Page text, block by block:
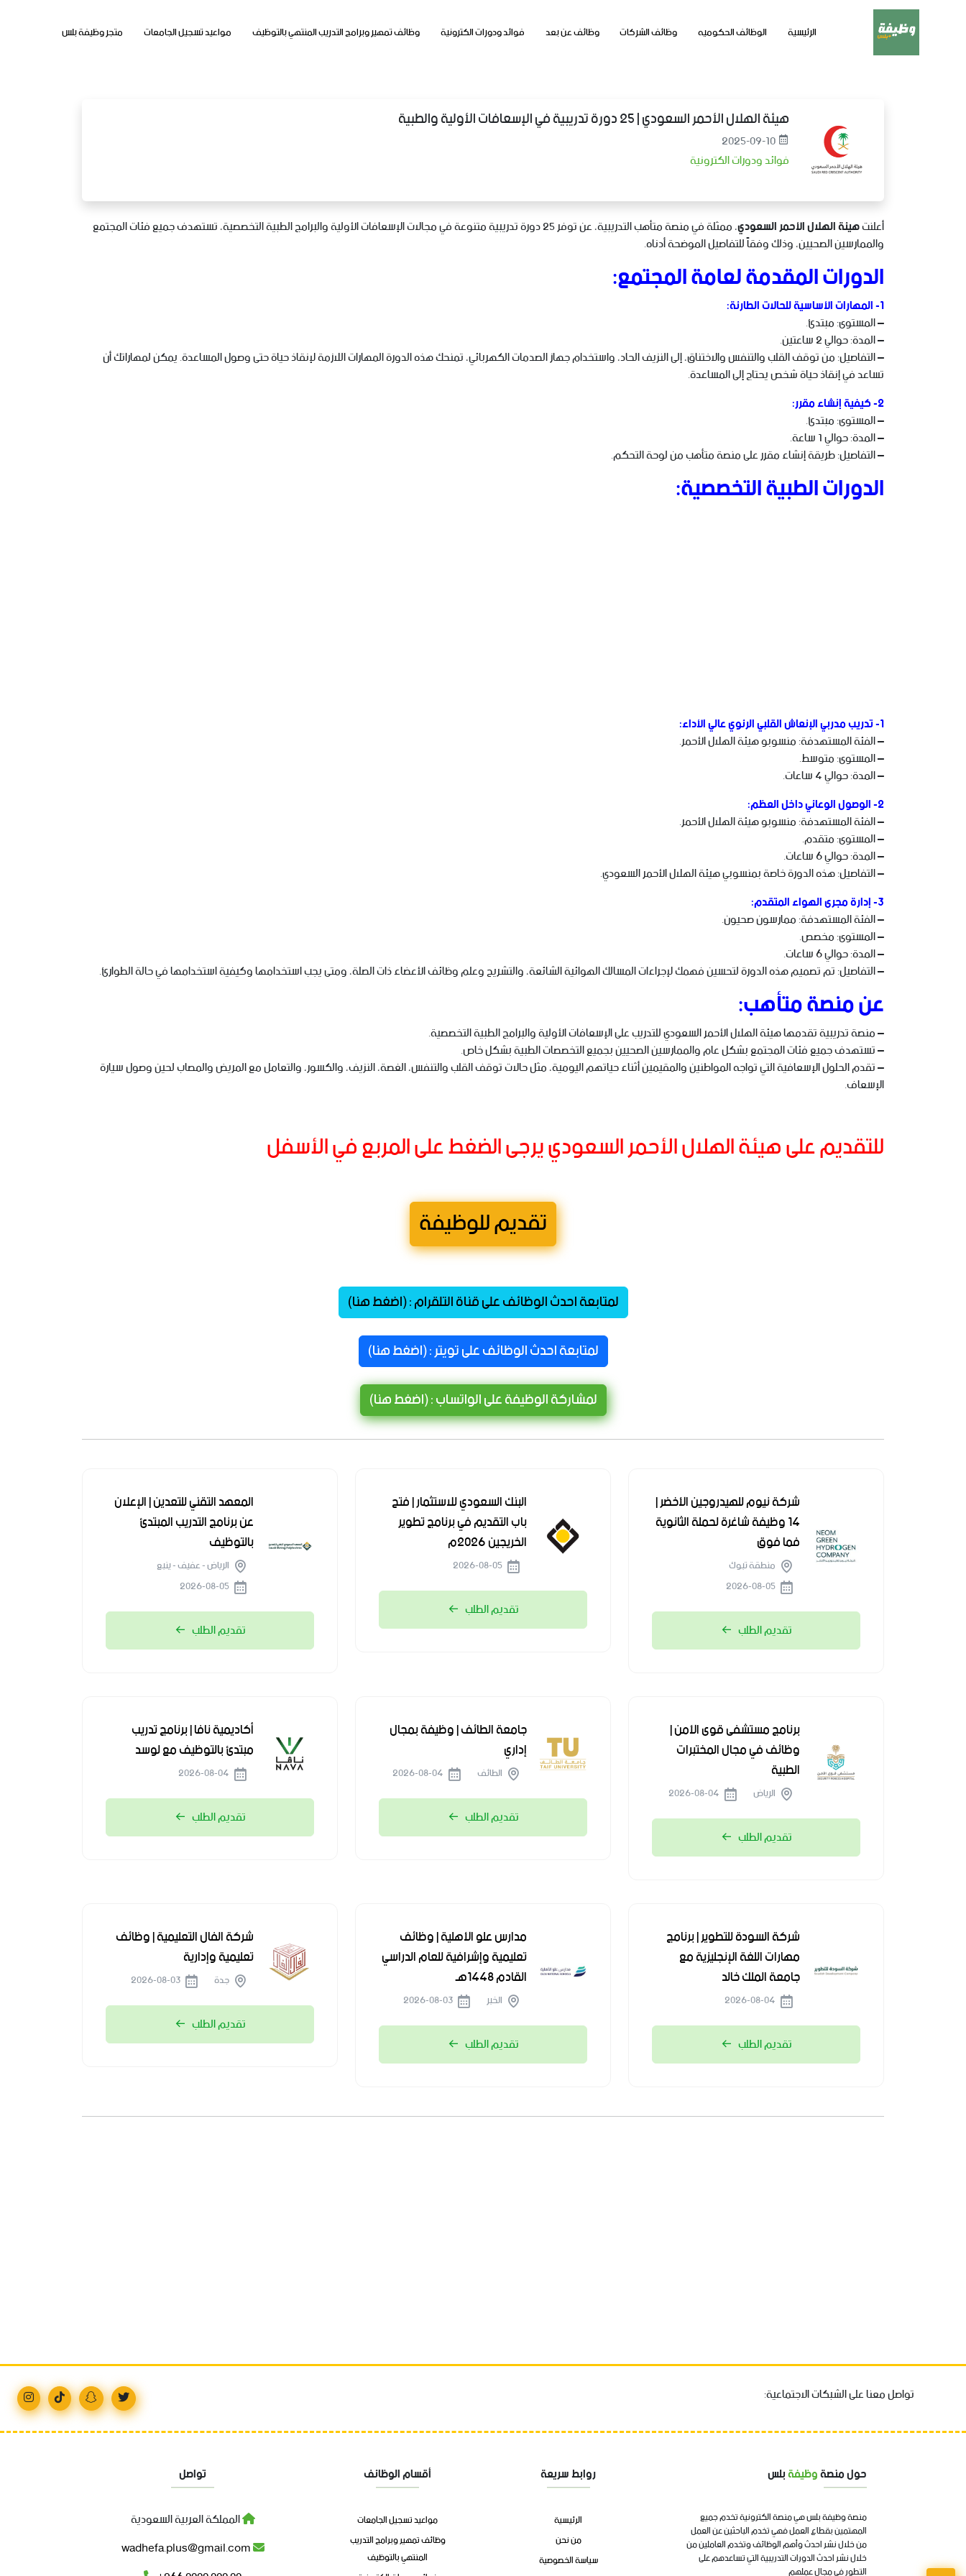
الرئيسية الوظائف الحكوميه وظائف الشركات وظائف عن بعد فوائد ودورات الكترونية وظائف تمهير وبرامج التدريب المنتهي بالتوظيف مواعيد تسجيل الجامعات متجر وظيفة بلس
هيئة الهلال الأحمر السعودي | 25 دورة تدريبية في الإسعافات الأولية والطبية
2025-09-10
فوائد ودورات الكترونية
أعلنتهيئة الهلال الأحمر السعودي ، ممثلة في منصة متأهب التدريبية، عن توفر 25 دورة تدريبية متنوعة في مجالات الإسعافات الأولية والبرامج الطبية التخصصية، تستهدف جميع فئات المجتمع
والممارسين الصحيين، وذلك وفقاً للتفاصيل الموضحة أدناه.
الدورات المقدمة لعامة المجتمع:
1- المهارات الأساسية للحالات الطارئة:
– المستوى: مبتدئ.
– المدة: حوالي 2 ساعتين.
– التفاصيل: من توقف القلب والتنفس والاختناق، إلى النزيف الحاد، واستخدام جهاز الصدمات الكهربائي، تمنحك هذه الدورة المهارات اللازمة لإنقاذ حياة حتى وصول المساعدة. يمكن لمهاراتك أن
تساعد في إنقاذ حياة شخص يحتاج إلى المساعدة.
2- كيفية إنشاء مقرر:
– المستوى: مبتدئ.
– المدة: حوالي 1 ساعة.
– التفاصيل: طريقة إنشاء مقرر على منصة متأهب من لوحة التحكم.
الدورات الطبية التخصصية:
1- تدريب مدربي الإنعاش القلبي الرئوي عالي الأداء:
– الفئة المستهدفة: منسوبو هيئة الهلال الأحمر.
– المستوى: متوسط.
– المدة: حوالي 4 ساعات.
2- الوصول الوعائي داخل العظم:
– الفئة المستهدفة: منسوبو هيئة الهلال الأحمر.
– المستوى: متقدم.
– المدة: حوالي 6 ساعات.
– التفاصيل: هذه الدورة خاصة بمنسوبي هيئة الهلال الأحمر السعودي.
3- إدارة مجرى الهواء المتقدم:
– الفئة المستهدفة: ممارسون صحيون.
– المستوى: مخصص.
– المدة: حوالي 6 ساعات.
– التفاصيل: تم تصميم هذه الدورة لتحسين فهمك لإجراءات المسالك الهوائية الشائعة، والتشريح وعلم وظائف الأعضاء ذات الصلة، ومتى يجب استخدامها وكيفية استخدامها في حالة الطوارئ.
عن منصة متأهب:
– منصة تدريبية تقدمها هيئة الهلال الأحمر السعودي للتدريب على الإسعافات الأولية والبرامج الطبية التخصصية.
– تستهدف جميع فئات المجتمع بشكل عام والممارسين الصحيين بجميع التخصصات الطبية بشكل خاص.
– تقدم الحلول الإسعافية التي تواجه المواطنين والمقيمين أثناء حياتهم اليومية، مثل حالات توقف القلب والتنفس، الغصة، النزيف، والكسور، والتعامل مع المريض والمصاب لحين وصول سيارة
الإسعاف.
للتقديم على هيئة الهلال الأحمر السعودي يرجى الضغط على المربع في الأسفل
تقديم للوظيفة
لمتابعة احدث الوظائف على قناة التلقرام : (اضغط هنا)
لمتابعة احدث الوظائف على تويتر : (اضغط هنا)
لمشاركة الوظيفة على الواتساب : (اضغط هنا)
شركة نيوم للهيدروجين الأخضر |
14 وظيفة شاغرة لحملة الثانوية
فما فوق
منطقة تبوك
تقديم الطلب
البنك السعودي للاستثمار | فتح
باب التقديم في برنامج تطوير
الخريجين 2026م
تقديم الطلب
المعهد التقني للتعدين | الإعلان
عن برنامج التدريب المبتدئ
بالتوظيف
الرياض - عفيف - ينبع
تقديم الطلب
برنامج مستشفى قوى الأمن |
وظائف في مجال المختبرات
الطبية
الرياض
تقديم الطلب
جامعة الطائف | وظيفة بمجال
إداري
الطائف
تقديم الطلب
أكاديمية نافا | برنامج تدريب
مبتدئ بالتوظيف مع لوسد
تقديم الطلب
شركة السودة للتطوير | برنامج
مهارات اللغة الإنجليزية مع
جامعة الملك خالد
تقديم الطلب
مدارس علو الأهلية | وظائف
تعليمية وإشرافية للعام الدراسي
القادم 1448هـ
الخبر
تقديم الطلب
شركة الفال التعليمية | وظائف
تعليمية وإدارية
جدة
تقديم الطلب
تواصل معنا على الشبكات الاجتماعية:
حول منصةوظيفةبلس
منصة وظيفة بلس هي منصة الكترونية تخدم جميع
المهتمين بقطاع العمل فهي تخدم الباحثين عن العمل
من خلال نشر احدث وأهم الوظائف وتخدم العاملين من
خلال نشر احدث الدورات التدريبية التي تساعدهم على
روابط سريعة
الرئيسية
من نحن
سياسة الخصوصية
أقسام الوظائف
مواعيد تسجيل الجامعات
وظائف تمهير وبرامج التدريب
المنتهي بالتوظيف
تواصل
المملكة العربية السعودية